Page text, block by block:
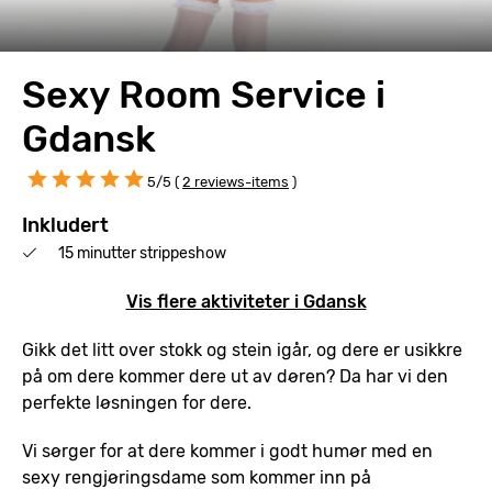
Sexy Room Service i
Gdansk
5/5 ( 2 reviews-items )
Inkludert
15 minutter strippeshow
Vis flere aktiviteter i Gdansk
Gikk det litt over stokk og stein igår, og dere er usikkre
på om dere kommer dere ut av døren? Da har vi den
perfekte løsningen for dere.
Vi sørger for at dere kommer i godt humør med en
sexy rengjøringsdame som kommer inn på